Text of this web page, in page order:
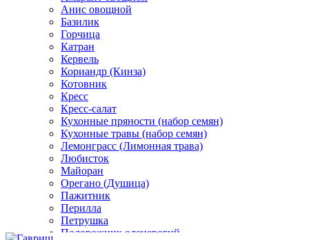
Анис овощной
Базилик
Горчица
Катран
Кервель
Кориандр (Кинза)
Котовник
Кресс
Кресс-салат
Кухонные пряности (набор семян)
Кухонные травы (набор семян)
Лемонграсс (Лимонная трава)
Любисток
Майоран
Орегано (Душица)
Пажитник
Перилла
Петрушка
Подорожник оленерогий